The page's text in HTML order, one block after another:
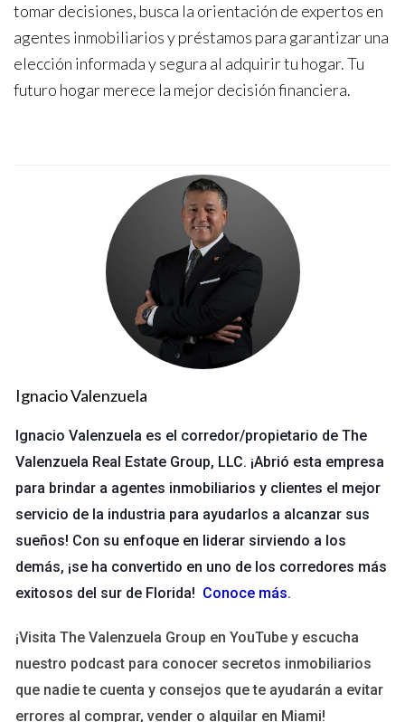
tomar decisiones, busca la orientación de expertos en
agentes inmobiliarios y préstamos para garantizar una
elección informada y segura al adquirir tu hogar. Tu
futuro hogar merece la mejor decisión financiera.
Ignacio Valenzuela
Ignacio Valenzuela es el corredor/propietario de The
Valenzuela Real Estate Group, LLC. ¡Abrió esta empresa
para brindar a agentes inmobiliarios y clientes el mejor
servicio de la industria para ayudarlos a alcanzar sus
sueños! Con su enfoque en liderar sirviendo a los
demás, ¡se ha convertido en uno de los corredores más
exitosos del sur de Florida! Conoce más.
¡Visita The Valenzuela Group en YouTube y escucha
nuestro podcast para conocer secretos inmobiliarios
que nadie te cuenta y consejos que te ayudarán a evitar
errores al comprar, vender o alquilar en Miami!